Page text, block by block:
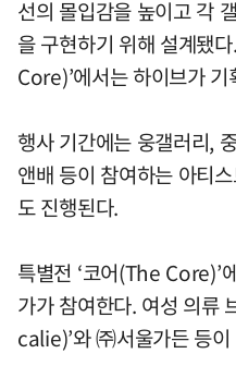
선의 몰입감을 높이고 각
을 구현하기 위해 설계됐
Core)’에서는 하이브가
행사 기간에는 웅갤러리,
앤배 등이 참여하는 아티
도 진행된다.
특별전 ‘코어(The Core)’
가가 참여한다. 여성 의류
calie)’와 ㈜서울가든 등